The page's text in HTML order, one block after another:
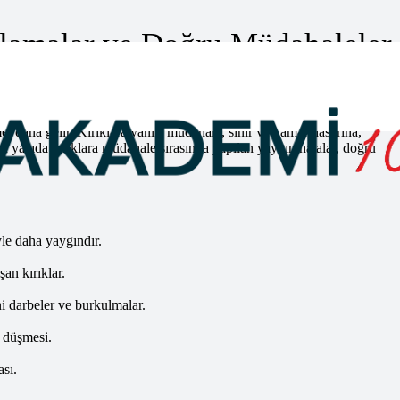
ve Doğru Müdahaleler
sonucu bozulmasıyla ortaya çıkan yaralanmalardır. Genellikle
gelir. Kırıklara yanlış müdahale, sinir ve damar hasarına,
kırıklara müdahale sırasında yapılan yaygın hatalar, doğru
daha yaygındır.
kırıklar.
darbeler ve burkulmalar.